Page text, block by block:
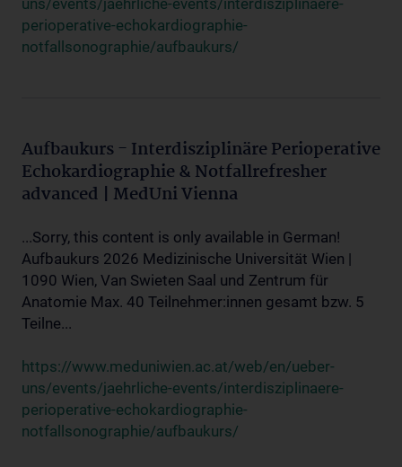
uns/events/jaehrliche-events/interdisziplinaere-
perioperative-echokardiographie-
notfallsonographie/aufbaukurs/
Aufbaukurs - Interdisziplinäre Perioperative
Echokardiographie & Notfallrefresher
advanced | MedUni Vienna
...Sorry, this content is only available in German!
Aufbaukurs 2026 Medizinische Universität Wien |
1090 Wien, Van Swieten Saal und Zentrum für
Anatomie Max. 40 Teilnehmer:innen gesamt bzw. 5
Teilne...
https://www.meduniwien.ac.at/web/en/ueber-
uns/events/jaehrliche-events/interdisziplinaere-
perioperative-echokardiographie-
notfallsonographie/aufbaukurs/